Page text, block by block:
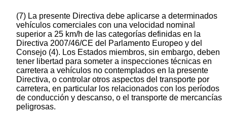
(7) La presente Directiva debe aplicarse a determinados
vehículos comerciales con una velocidad nominal
superior a 25 km/h de las categorías definidas en la
Directiva 2007/46/CE del Parlamento Europeo y del
Consejo (4). Los Estados miembros, sin embargo, deben
tener libertad para someter a inspecciones técnicas en
carretera a vehículos no contemplados en la presente
Directiva, o controlar otros aspectos del transporte por
carretera, en particular los relacionados con los períodos
de conducción y descanso, o el transporte de mercancías
peligrosas.